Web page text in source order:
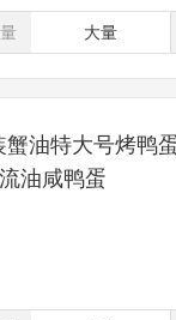
大量
蟹油特大号烤鸭
油咸鸭蛋